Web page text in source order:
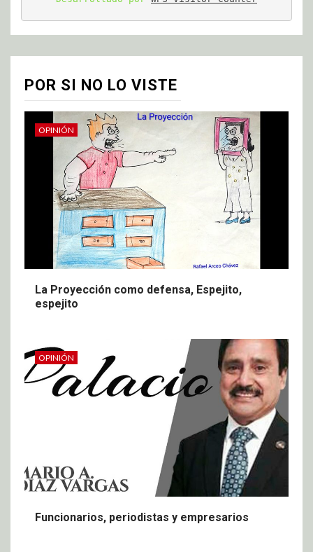
POR SI NO LO VISTE
OPINIÓN
La Proyección como defensa, Espejito,
espejito
OPINIÓN
Funcionarios, periodistas y empresarios